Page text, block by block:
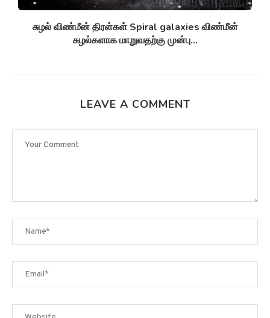
சுழல் விண்மீன் திரள்கள் Spiral galaxies விண்மீன்
சுழல்களாக மாறுவதற்கு முன்பு...
LEAVE A COMMENT